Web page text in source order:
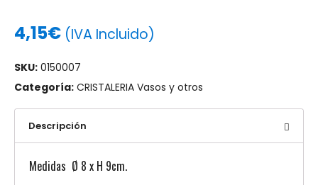
4,15€ (IVA Incluido)
SKU: 0150007
Categoría: CRISTALERIA Vasos y otros
Descripción
Medidas Ø 8 x H 9cm.